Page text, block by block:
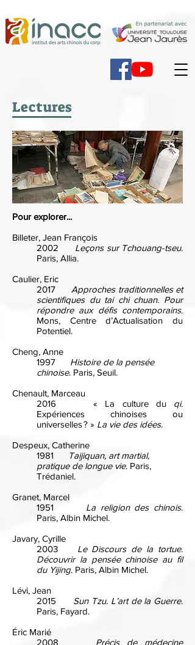
Lectures
Pour explorer...
Billeter, Jean François
2002 Leçons sur Tchouang-tseu.
Paris, Allia.
Caulier, Eric
2017 Approches traditionnelles et
scientifiques du tai chi chuan. Pour
répondre aux défis contemporains.
Mons, Centre d’Actualisation du
Potentiel.
Cheng, Anne
1997 Histoire de la pensée
chinoise. Paris, Seuil.
Chenault, Marceau
2016 « La culture du qi.
Expériences chinoises ou
universelles ? » La vie des idées.
Despeux, Catherine
1981
Taijiquan, art martial,
pratique de longue vie. Paris,
Trédaniel.
Granet, Marcel
1951 La religion des chinois.
Paris, Albin Michel.
Javary, Cyrille
2003 Le Discours de la tortue.
Découvrir la pensée chinoise au fil
du Yijing. Paris, Albin Michel.
Lévi, Jean
2015 Sun Tzu. L’art de la Guerre.
Paris, Fayard.
Éric Marié
2008 Précis de médecine